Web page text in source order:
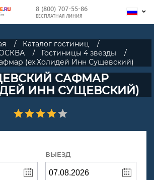
8 (800) 707-55-86
БЕСПЛАТНАЯ ЛИНИЯ
Каталог гостиниц
Гостиницы 4 звезды
(ex.Холидей Инн Сущевский)
САФМАР
ИНН СУЩЕВСКИЙ)
ВЫЕЗД